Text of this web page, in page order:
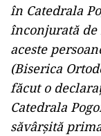
în Catedrala
înconjurată
aceste
(Biserica
făcut o
Catedrala
săvârșită